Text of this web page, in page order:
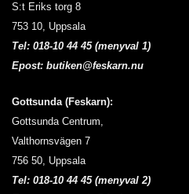
S:t Eriks torg 8
753 10, Uppsala
Tel: 018-10 44 45 (menyval 1)
Epost: butiken@feskarn.nu
Gottsunda (Feskarn):
Gottsunda Centrum,
Valthornsvägen 7
756 50, Uppsala
Tel: 018-10 44 45 (menyval 2)